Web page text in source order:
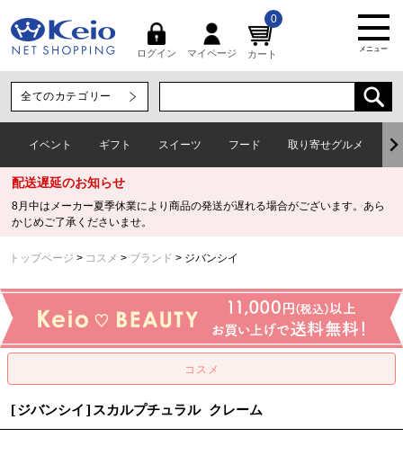
ログイン マイページ カート
0
メニュー
イベント ギフト スイーツ フード 取り寄せグルメ
配送遅延のお知らせ
8月中はメーカー夏季休業により商品の発送が遅れる場合がございます。あら
かじめご了承くださいませ。
トップページ コスメ ブランド ジバンシイ
[ジバンシイ]スカルプチュラル クレーム